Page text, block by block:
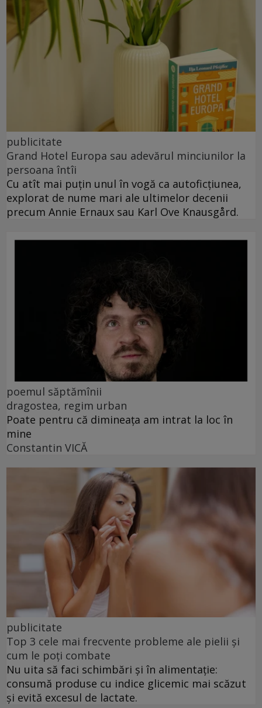
publicitate
Grand Hotel Europa sau adevărul minciunilor la
persoana întîi
Cu atît mai puțin unul în vogă ca autoficțiunea,
explorat de nume mari ale ultimelor decenii
precum Annie Ernaux sau Karl Ove Knausgård.
poemul săptămînii
dragostea, regim urban
Poate pentru că dimineața am intrat la loc în
mine
Constantin VICĂ
publicitate
Top 3 cele mai frecvente probleme ale pielii și
cum le poți combate
Nu uita să faci schimbări și în alimentație:
consumă produse cu indice glicemic mai scăzut
și evită excesul de lactate.